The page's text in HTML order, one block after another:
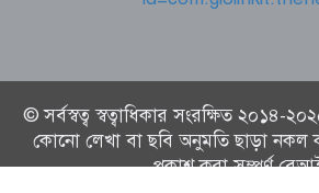
© সর্বস্বত্ব স্বত্বাধিকার সংরক্ষিত ২০১৪-
কোনো লেখা বা ছবি অনুমতি ছাড়া নকল
প্রকাশ করা সম্পূর্ণ